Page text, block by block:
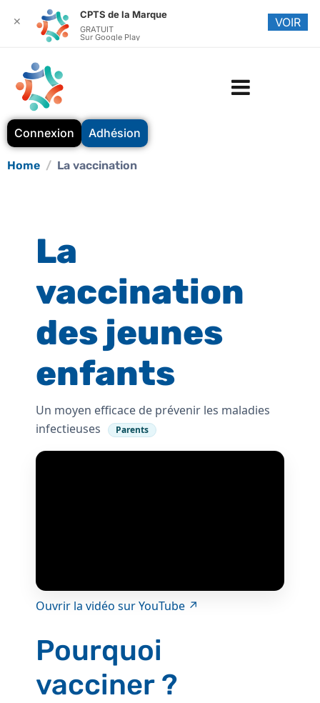
Connexion Adhésion
Home La vaccination
La
vaccination
des jeunes
enfants
Un moyen efficace de prévenir les maladies
infectieuses
Parents
Ouvrir la vidéo sur YouTube ↗
Pourquoi
vacciner ?
✕
CPTS de la Marque
GRATUIT
Sur Google Play
VOIR